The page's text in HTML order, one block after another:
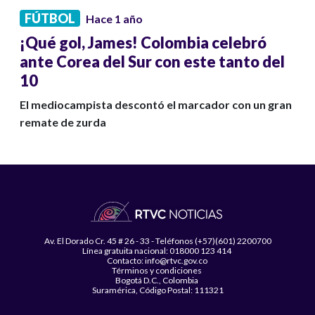
FÚTBOL Hace 1 año
¡Qué gol, James! Colombia celebró
ante Corea del Sur con este tanto del
10
El mediocampista descontó el marcador con un gran
remate de zurda
Av. El Dorado Cr. 45 # 26 - 33 - Teléfonos (+57)(601) 2200700
Línea gratuita nacional: 018000 123 414
Contacto: info@rtvc.gov.co
Términos y condiciones
Bogotá D.C., Colombia
Suramérica, Código Postal: 111321